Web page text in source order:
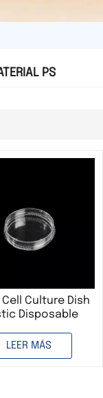
PS
Cell Culture Dish
Disposable
LEER MÁS